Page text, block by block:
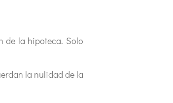
de la hipoteca. Solo
la nulidad de la